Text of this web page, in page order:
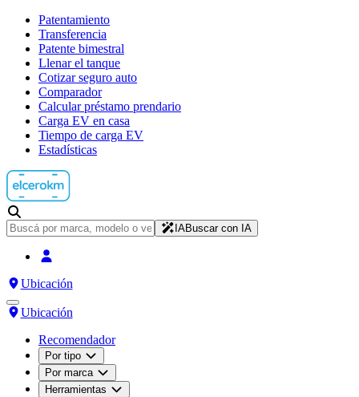
Patentamiento
Transferencia
Patente bimestral
Llenar el tanque
Cotizar seguro auto
Comparador
Calcular préstamo prendario
Carga EV en casa
Tiempo de carga EV
Estadísticas
IABuscar con IA
Ubicación
Ubicación
Recomendador
Por tipo
Por marca
Herramientas